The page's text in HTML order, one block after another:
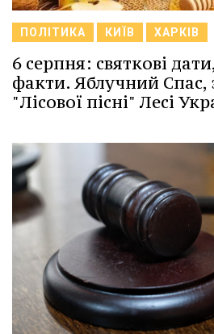
ПОЛІТИКА КИЇВ ХАРКІВ
6 серпня: святкові
факти. Яблучний Спас,
"Лісової пісні" Лесі